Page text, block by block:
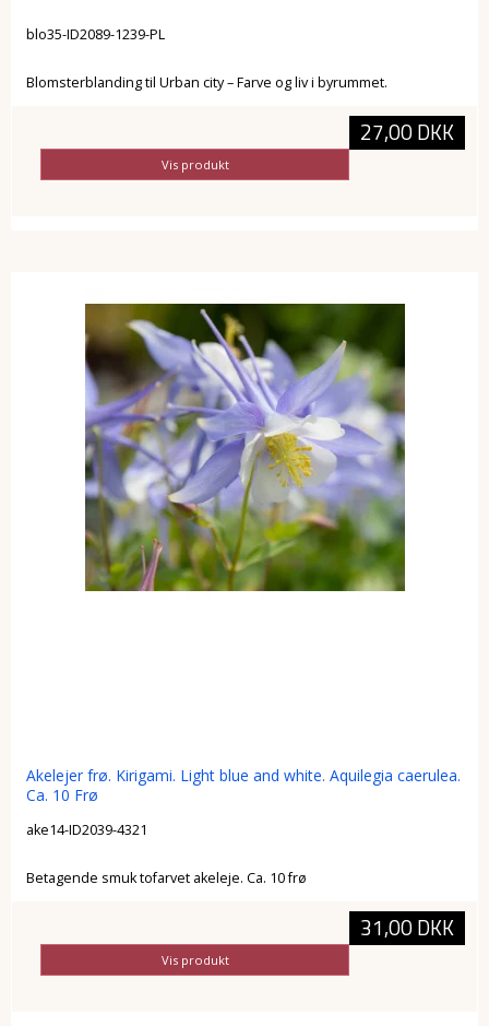
blo35-ID2089-1239-PL
Blomsterblanding til Urban city – Farve og liv i byrummet.
27,00 DKK
Vis produkt
Akelejer frø. Kirigami. Light blue and white. Aquilegia caerulea.
Ca. 10 Frø
ake14-ID2039-4321
Betagende smuk tofarvet akeleje. Ca. 10 frø
31,00 DKK
Vis produkt